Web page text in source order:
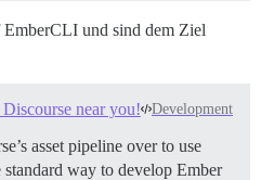
und sind dem Ziel
near you! Development
asset pipeline over to use
way to develop Ember